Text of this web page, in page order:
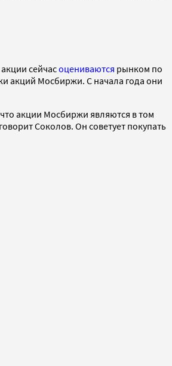
сейчасоцениваются рынком по
акций Мосбиржи. С начала года они
акции Мосбиржи являются в том
Соколов. Он советует покупать